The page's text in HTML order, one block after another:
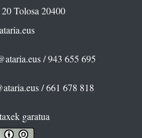
Tolosa 20400
/ 943 655 695
/ 661 678 818
garatua